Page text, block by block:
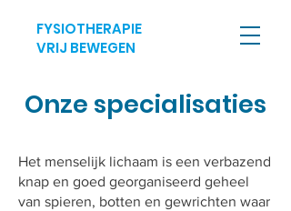
FYSIOTHERAPIE
VRIJ BEWEGEN
Onze specialisaties
Het menselijk lichaam is een verbazend
knap en goed georganiseerd geheel
van spieren, botten en gewrichten waar